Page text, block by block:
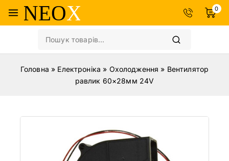
0
Головна » Електроніка » Охолодження » Вентилятор
равлик 60×28мм 24V